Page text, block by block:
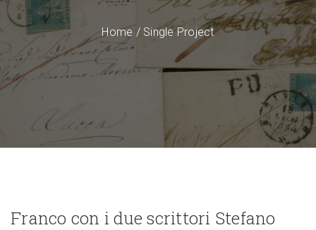
Home / Single Project
Franco con i due scrittori Stefano